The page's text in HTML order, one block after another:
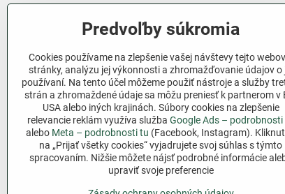
Takmer 100 % spokojných
zákazníkov
Nízka cena produktov - ušetríte
Rýchla komunikácia - mail
Pri nákupe nad 69 € doprava
zadarmo
Pri nákupe nad 39 € darček na
Predvoľby súkromia
Cookies používame na zlepšenie vašej návštevy tejto
stránky, analýzu jej výkonnosti a zhromažďovanie údajov o
používaní. Na tento účel môžeme použiť nástroje a služby
strán a zhromaždené údaje sa môžu preniesť k partnerom v
USA alebo iných krajinách. Súbory cookies na zlepšenie
relevancie reklám využíva služba Google Ads – podrobnosti
alebo Meta – podrobnosti tu (Facebook, Instagram).
na „Prijať všetky cookies“ vyjadrujete svoj súhlas s týmto
spracovaním. Nižšie môžete nájsť podrobné informácie
upraviť svoje preferencie